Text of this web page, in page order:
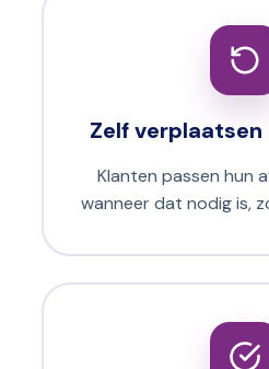
Zelf verplaatsen
Klanten passen hun
wanneer dat nodig is,